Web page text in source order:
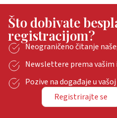
Što dobivate
registracijom?
Neograničeno čitanje
Newslettere prema
Pozive na događaje u
Registrirajte se